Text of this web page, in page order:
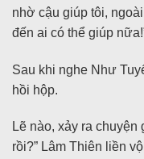
nhờ cậu giúp tôi,
đến ai có thể giúp
Sau khi nghe Như
hồi hộp.
Lẽ nào, xảy ra chuyện
rồi?” Lâm Thiên liền